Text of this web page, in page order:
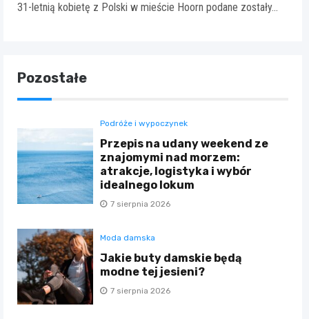
31-letnią kobietę z Polski w mieście Hoorn podane zostały…
Pozostałe
Podróże i wypoczynek
Przepis na udany weekend ze
znajomymi nad morzem:
atrakcje, logistyka i wybór
idealnego lokum
7 sierpnia 2026
Moda damska
Jakie buty damskie będą
modne tej jesieni?
7 sierpnia 2026